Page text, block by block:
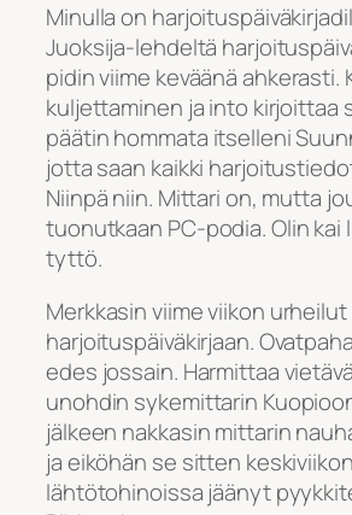
Minulla on
Juoksija-lehdeltä
pidin viime keväänä ahkerasti.
kuljettaminen ja into kirjoittaa
päätin hommata itselleni
jotta saan kaikki
Niinpä niin. Mittari on, mutta
tuonutkaan PC-podia. Olin kai
tyttö.
Merkkasin viime viikon urheilut
harjoituspäiväkirjaan.
edes jossain. Harmittaa
unohdin sykemittarin
jälkeen nakkasin mittarin
ja eiköhän se sitten keskiviikon
lähtötohinoissa jäänyt